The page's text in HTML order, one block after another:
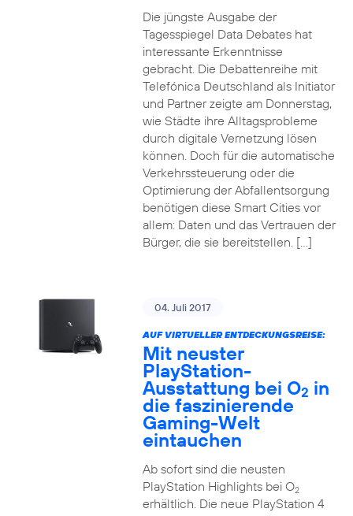
Die jüngste Ausgabe der
Tagesspiegel Data Debates hat
interessante Erkenntnisse
gebracht. Die Debattenreihe mit
Telefónica Deutschland als Initiator
und Partner zeigte am Donnerstag,
wie Städte ihre Alltagsprobleme
durch digitale Vernetzung lösen
können. Doch für die automatische
Verkehrssteuerung oder die
Optimierung der Abfallentsorgung
benötigen diese Smart Cities vor
allem: Daten und das Vertrauen der
Bürger, die sie bereitstellen. […]
04. Juli 2017
AUF VIRTUELLER ENTDECKUNGSREISE:
Mit neuster
PlayStation-
Ausstattung bei O2 in
die faszinierende
Gaming-Welt
eintauchen
Ab sofort sind die neusten
PlayStation Highlights bei O2
erhältlich. Die neue PlayStation 4